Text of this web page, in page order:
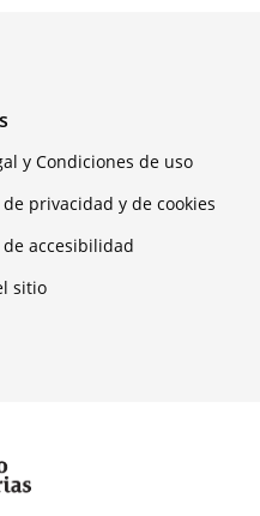
y Condiciones de uso
de privacidad y de cookies
de accesibilidad
sitio